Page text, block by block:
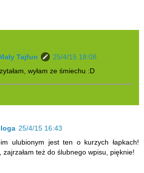
Tajfun
25/4/15 18:08
wyłam ze śmiechu :D
25/4/15 16:43
ulubionym jest ten o kurzych łapkach!
zajrzałam też do ślubnego wpisu, pięknie!